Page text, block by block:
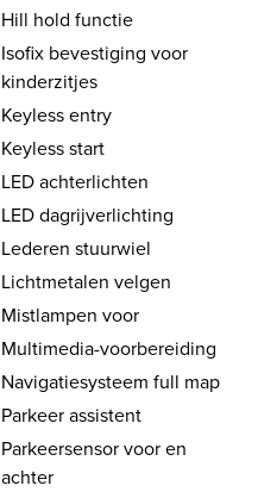
Hill hold functie
Isofix bevestiging voor
kinderzitjes
Keyless entry
Keyless start
LED achterlichten
LED dagrijverlichting
Lederen stuurwiel
Lichtmetalen velgen
Mistlampen voor
Multimedia-voorbereiding
Navigatiesysteem full map
Parkeer assistent
Parkeersensor voor en
achter